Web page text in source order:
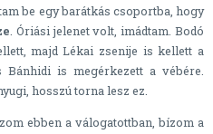
be egy barátkás csoportba, hogy
. Óriási jelenet volt, imádtam. Bodó
majd Lékai zsenije is kellett a
Bánhidi is megérkezett a vébére.
hosszú torna lesz ez.
ebben a válogatottban, bízom a